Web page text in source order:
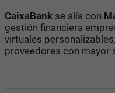
CaixaBank se alía con
gestión financiera
virtuales
proveedores con mayor